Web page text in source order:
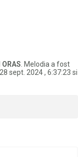
. Melodia a fost
sept. 2024 , 6:37:23 si